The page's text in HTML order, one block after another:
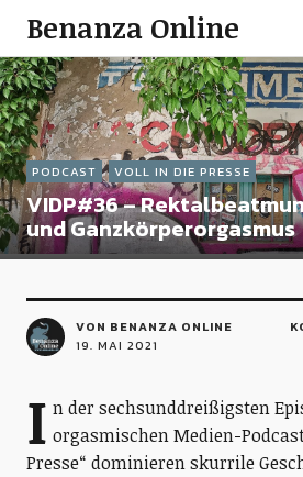
Benanza Online
PODCAST VOLL IN DIE PRESSE
VIDP#36 –
und Ganzkörperorgasmus
VON BENANZA ONLINE
19. MAI 2021
I n der sechsunddreißigsten
orgasmischen Medien-
Presse“ dominieren skurrile